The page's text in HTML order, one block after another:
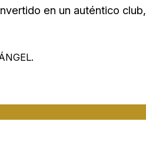
en un auténtico club,